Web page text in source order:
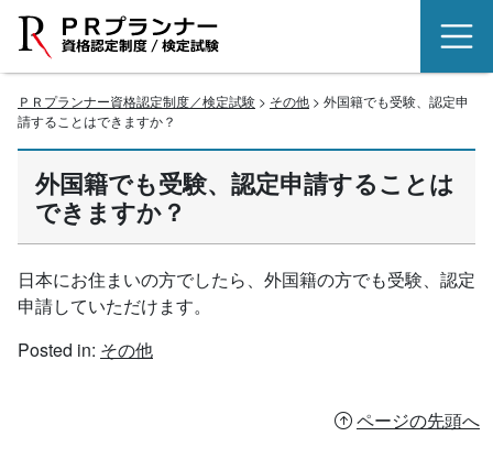
ＰＲプランナー資格認定制度／検定試験 > その他 > 外国籍でも受験、認定申
請することはできますか？
外国籍でも受験、認定申請することは
できますか？
日本にお住まいの方でしたら、外国籍の方でも受験、認定
申請していただけます。
Posted in: その他
ページの先頭へ